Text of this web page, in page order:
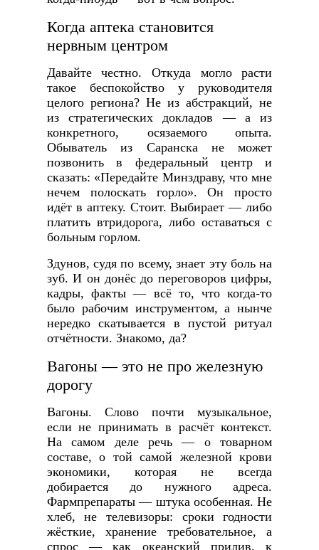
Когда аптека становится
нервным центром
Давайте честно. Откуда могло расти
такое беспокойство у руководителя
целого региона? Не из абстракций, не
из стратегических докладов — а из
конкретного, осязаемого опыта.
Обыватель из Саранска не может
позвонить в федеральный центр и
сказать: «Передайте Минздраву, что мне
нечем полоскать горло». Он просто
идёт в аптеку. Стоит. Выбирает — либо
платить втридорога, либо оставаться с
больным горлом.
Здунов, судя по всему, знает эту боль на
зуб. И он донёс до переговоров цифры,
кадры, факты — всё то, что когда-то
было рабочим инструментом, а нынче
нередко скатывается в пустой ритуал
отчётности. Знакомо, да?
Вагоны — это не про железную
дорогу
Вагоны. Слово почти музыкальное,
если не принимать в расчёт контекст.
На самом деле речь — о товарном
составе, о той самой железной крови
экономики, которая не всегда
добирается до нужного адреса.
Фармпрепараты — штука особенная. Не
хлеб, не телевизоры: сроки годности
жёсткие, хранение требовательное, а
спрос — как океанский прилив, к